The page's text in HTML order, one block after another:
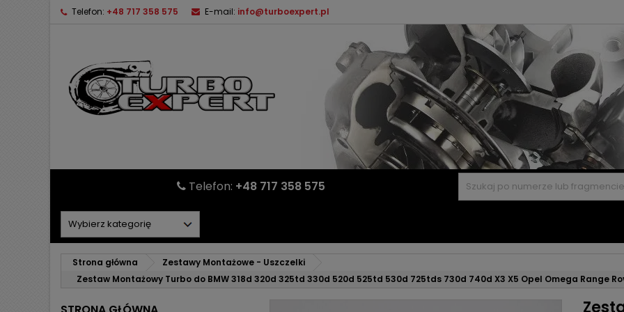
Telefon: +48 717 358 575 E-mail: info@turboexpert.pl
Telefon: +48 717 358 575
Strona główna
Zestawy Montażowe - Uszczelki
Zestaw Montażowy Turbo do BMW 318d 320d 325td 330d 520d 525td 530d 725tds 730d 740d X3 X5 Opel Omega Range